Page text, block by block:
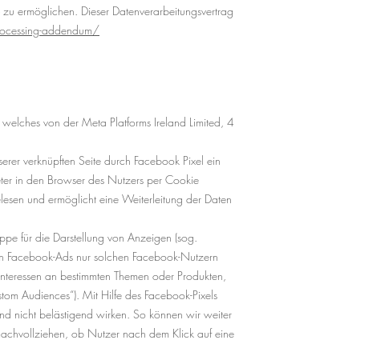
ermöglichen. Dieser Datenverarbeitungsvertrag
addendum/
von der Meta Platforms Ireland Limited, 4
verknüpften Seite durch Facebook Pixel ein
in den Browser des Nutzers per Cookie
und ermöglicht eine Weiterleitung der Daten
für die Darstellung von Anzeigen (sog.
Facebook-Ads nur solchen Facebook-Nutzern
an bestimmten Themen oder Produkten,
Audiences“). Mit Hilfe des Facebook-Pixels
nicht belästigend wirken. So können wir weiter
ob Nutzer nach dem Klick auf eine